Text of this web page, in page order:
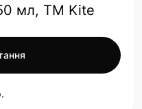
мл, TM Kite